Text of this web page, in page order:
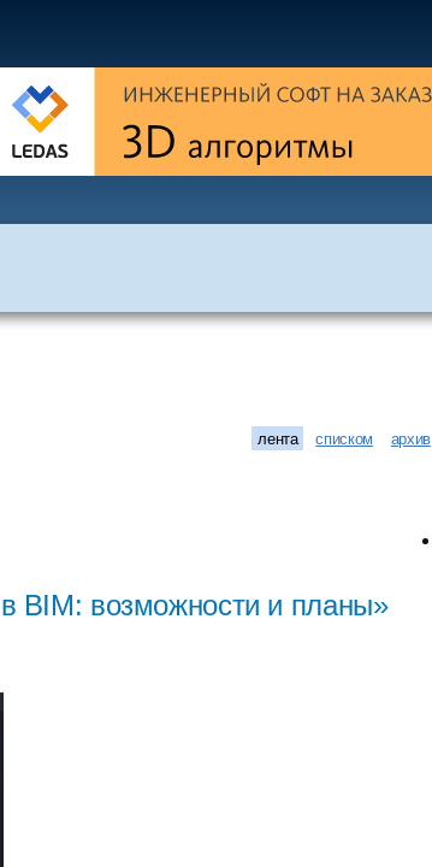
лента списком архив
BIM: возможности и планы»